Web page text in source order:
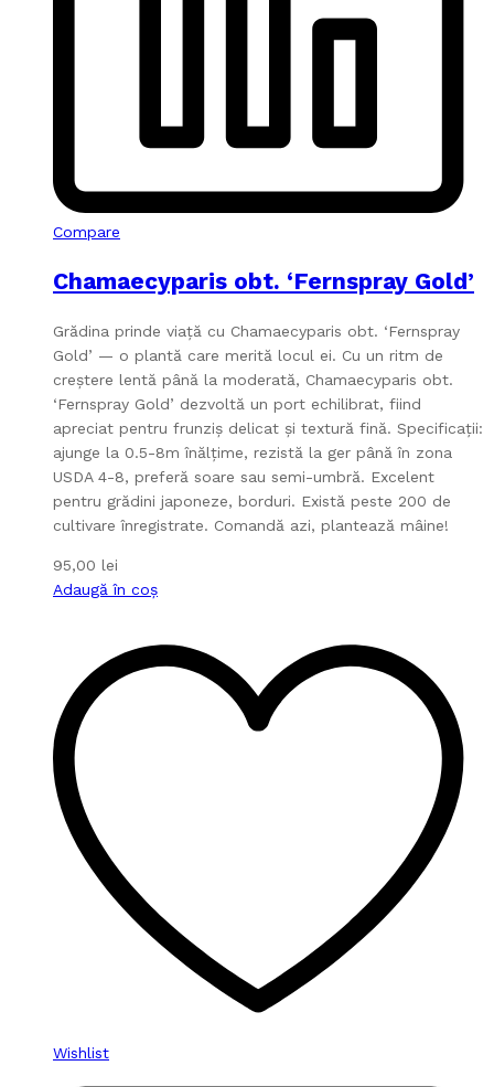
Compare
Chamaecyparis obt. ‘Fernspray Gold’
Grădina prinde viață cu Chamaecyparis obt. ‘Fernspray
Gold’ — o plantă care merită locul ei. Cu un ritm de
creștere lentă până la moderată, Chamaecyparis obt.
‘Fernspray Gold’ dezvoltă un port echilibrat, fiind
apreciat pentru frunziș delicat și textură fină. Specificații:
ajunge la 0.5-8m înălțime, rezistă la ger până în zona
USDA 4-8, preferă soare sau semi-umbră. Excelent
pentru grădini japoneze, borduri. Există peste 200 de
cultivare înregistrate. Comandă azi, plantează mâine!
95,00 lei
Adaugă în coș
Wishlist